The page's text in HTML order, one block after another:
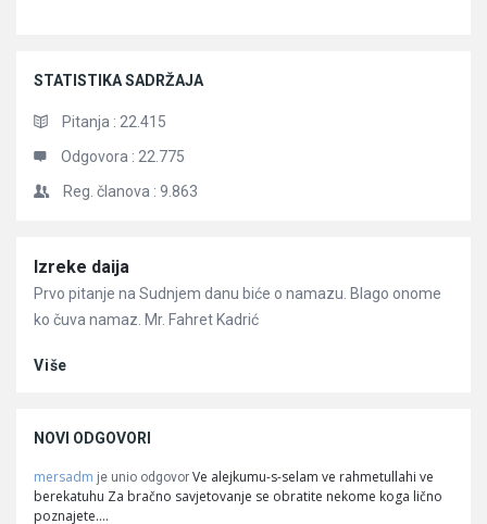
STATISTIKA SADRŽAJA
Pitanja : 22.415
Odgovora : 22.775
Reg. članova : 9.863
Članci
Izreke daija
Prvo pitanje na Sudnjem danu biće o namazu. Blago onome
ko čuva namaz. Mr. Fahret Kadrić
Više
NOVI ODGOVORI
mersadm je unio odgovor Ve alejkumu-s-selam ve rahmetullahi ve
berekatuhu Za bračno savjetovanje se obratite nekome koga lično
poznajete.…